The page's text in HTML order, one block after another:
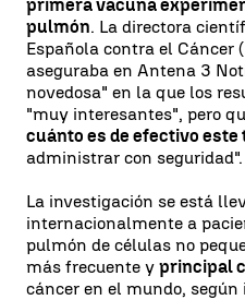
primera vacuna
pulmón. La directora
Española contra el Cáncer
aseguraba en Antena 3
novedosa" en la que los
"muy interesantes", pero
cuánto es de efectivo
administrar con seguridad".
La investigación se está
internacionalmente a
pulmón de células no
más frecuente y principal
cáncer en el mundo,